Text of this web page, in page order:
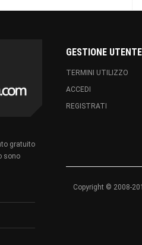
gratuito
sono
GESTIONE UTENTE
TERMINI UTILIZZO
ACCEDI
REGISTRATI
Copyright © 2008-